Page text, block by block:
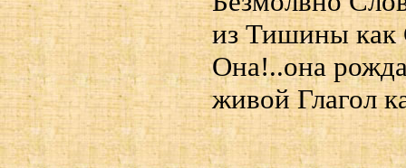
из Тишины как
Она!..она
живой Глагол